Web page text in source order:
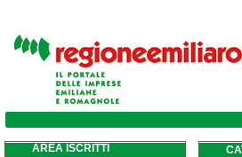
commercio-all-
castelnovo-ne--monti
AREA ISCRITTI